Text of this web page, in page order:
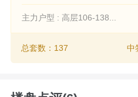
主力户型 : 高层106-138...
总套数：137 中